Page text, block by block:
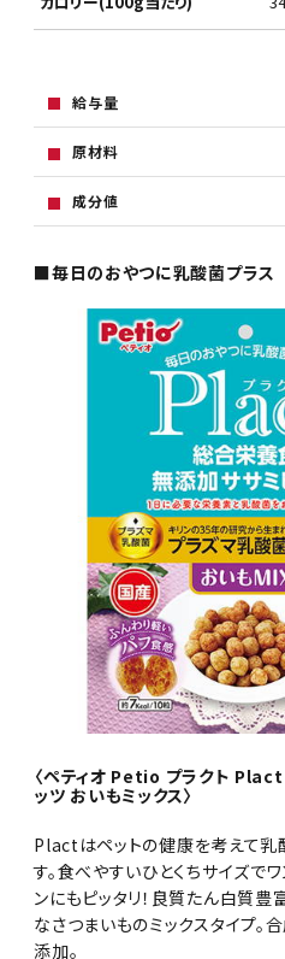
給与量
原材料
成分値
■毎日のおやつに乳酸菌プラス
〈ペティオ Petio プラクト
ッツ おいもミックス〉
Plactはペットの健康を考えて乳
す。食べやすいひとくちサイズで
ンにもピッタリ！良質たん白質
なさつまいものミックスタイプ。
添加。